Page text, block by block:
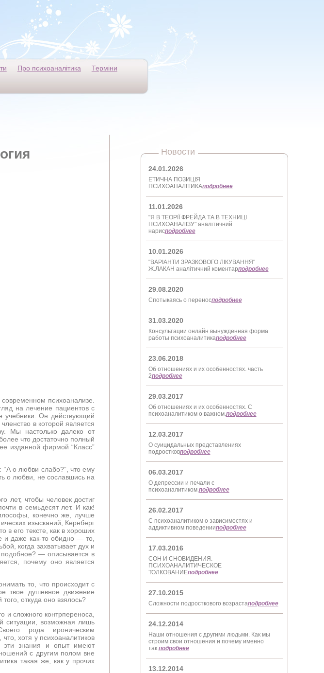
Про психоаналітика
Терміни
психоанализе.
на лечение пациентов с
учебники. Он действующий
в которой является
Мы настолько далеко от
что достаточно полный
изданной фирмой “Класс”
“А о любви слабо?”, что ему
о любви, не сославшись на
лет, чтобы человек достиг
в семьдесят лет. И как!
конечно же, лучше
изысканий, Кернберг
его тексте, как в хороших
и даже как-то обидно — то,
когда захватывает дух и
подобное? — описывается в
почему оно является
то, что происходит с
твое душевное движение
откуда оно взялось?
и сложного контрпереноса,
ситуации, возможная лишь
рода ироническим
хотя у психоаналитиков
эти знания и опыт имеют
с другим полом вне
такая же, как у прочих
Новости
24.01.2026
ЕТИЧНА ПОЗИЦІЯ
ПСИХОАНАЛІТИКАподробнее
11.01.2026
"Я В ТЕОРІЇ ФРЕЙДА ТА В ТЕХНИЦІ
ПСИХОАНАЛІЗУ" аналітичний
нарисподробнее
10.01.2026
"ВАРІАНТИ ЗРАЗКОВОГО ЛІКУВАННЯ"
Ж.ЛАКАН аналітичний коментарподробнее
29.08.2020
Спотыкаясь о переносподробнее
31.03.2020
Консультации онлайн вынужденная форма
работы психоаналитикаподробнее
23.06.2018
Об отношениях и их особенностях. часть
2подробнее
29.03.2017
Об отношениях и их особенностях. С
психоаналитиком о важном.подробнее
12.03.2017
О суицидальных представлениях
подростковподробнее
06.03.2017
О депрессии и печали с
психоаналитиком.подробнее
26.02.2017
С психоаналитиком о зависимостях и
аддиктивном поведенииподробнее
17.03.2016
СОН И СНОВИДЕНИЯ.
ПСИХОАНАЛИТИЧЕСКОЕ
ТОЛКОВАНИЕподробнее
27.10.2015
Сложности подросткового возрастаподробнее
24.12.2014
Наши отношения с другими людьми. Как мы
строим свои отношения и почему именно
так.подробнее
13.12.2014